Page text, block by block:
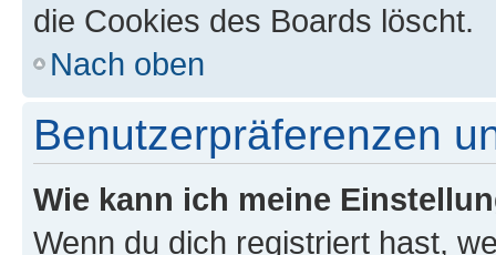
die Cookies des Boards löscht.
Nach oben
Benutzerpräferenzen
Wie kann ich meine
Wenn du dich registriert hast,